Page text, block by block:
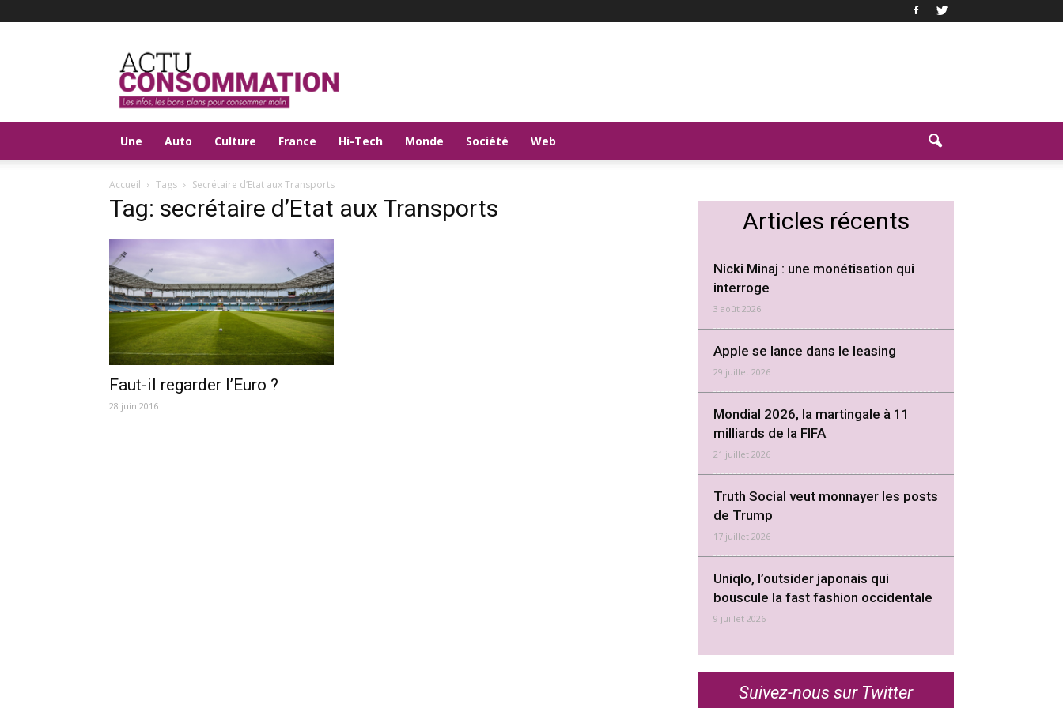
Actu
Consommation
Une Auto Culture France Hi-Tech Monde Société Web
Accueil Tags Secrétaire d’Etat aux Transports
Tag: secrétaire d’Etat aux Transports
Faut-il regarder l’Euro ?
28 juin 2016
Articles récents
Nicki Minaj : une monétisation qui
interroge
3 août 2026
Apple se lance dans le leasing
29 juillet 2026
Mondial 2026, la martingale à 11
milliards de la FIFA
21 juillet 2026
Truth Social veut monnayer les posts
de Trump
17 juillet 2026
Uniqlo, l’outsider japonais qui
bouscule la fast fashion occidentale
9 juillet 2026
Suivez-nous sur Twitter